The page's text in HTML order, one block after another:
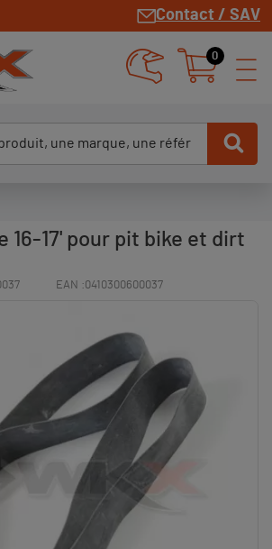
Contact / SAV
0
16-17' pour pit bike et dirt
EAN :0410300600037